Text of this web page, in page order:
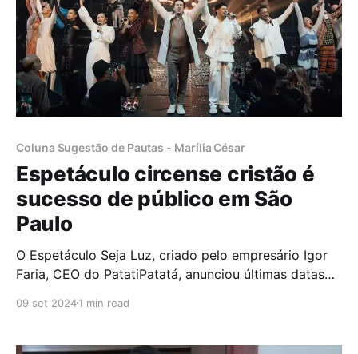
Coluna Sugestão de Pautas - Marília César
Espetáculo circense cristão é
sucesso de público em São
Paulo
O Espetáculo Seja Luz, criado pelo empresário Igor
Faria, CEO do PatatiPatatá, anunciou últimas datas
setembro. O show é baseado nos
homenageia grandes nomes da música gospel ao
09 set 20241 min read